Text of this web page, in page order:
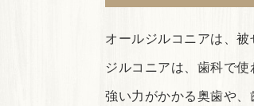
オールジルコニアは、被
ジルコニアは、歯科で
強い力がかかる奥歯や、